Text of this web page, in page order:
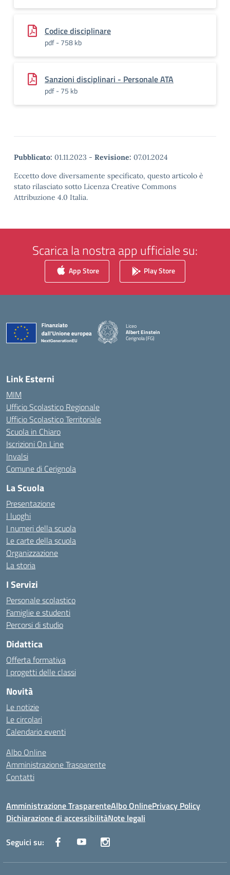
Codice disciplinare
pdf - 758 kb
Sanzioni disciplinari - Personale ATA
pdf - 75 kb
Pubblicato: 01.11.2023 - Revisione: 07.01.2024
Eccetto dove diversamente specificato, questo articolo è
stato rilasciato sotto Licenza Creative Commons
Attribuzione 4.0 Italia.
Scarica la nostra app ufficiale su:
App Store Play Store
Liceo
Albert Einstein
Cerignola (FG)
— Visita la pagina iniziale della scuola
Link Esterni
MIM
Ufficio Scolastico Regionale
Ufficio Scolastico Territoriale
Scuola in Chiaro
Iscrizioni On Line
Invalsi
Comune di Cerignola
La Scuola
Presentazione
I luoghi
I numeri della scuola
Le carte della scuola
Organizzazione
La storia
I Servizi
Personale scolastico
Famiglie e studenti
Percorsi di studio
Didattica
Offerta formativa
I progetti delle classi
Novità
Le notizie
Le circolari
Calendario eventi
Albo Online
Amministrazione Trasparente
Contatti
Amministrazione TrasparenteAlbo OnlinePrivacy Policy
Dichiarazione di accessibilitàNote legali
Seguici su: